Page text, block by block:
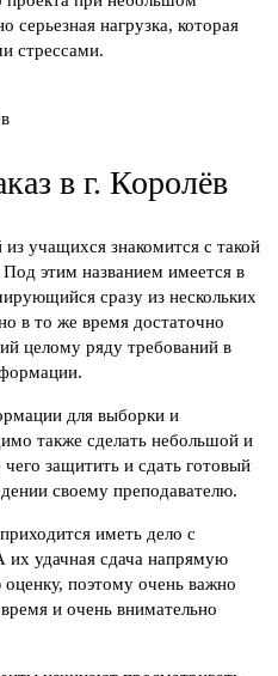
серьезная нагрузка, которая
стрессами.
в г. Королёв
учащихся знакомится с такой
этим названием имеется в
сразу из нескольких
в то же время достаточно
целому ряду требований в
для выборки и
также сделать небольшой и
защитить и сдать готовый
своему преподавателю.
иметь дело с
их удачная сдача напрямую
оценку, поэтому очень важно
и очень внимательно